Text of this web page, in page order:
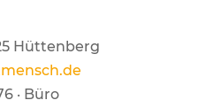
Hüt­ten­berg
· Büro